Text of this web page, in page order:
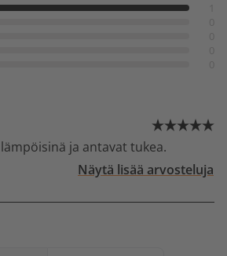
ja antavat tukea.
Näytä lisää arvosteluja